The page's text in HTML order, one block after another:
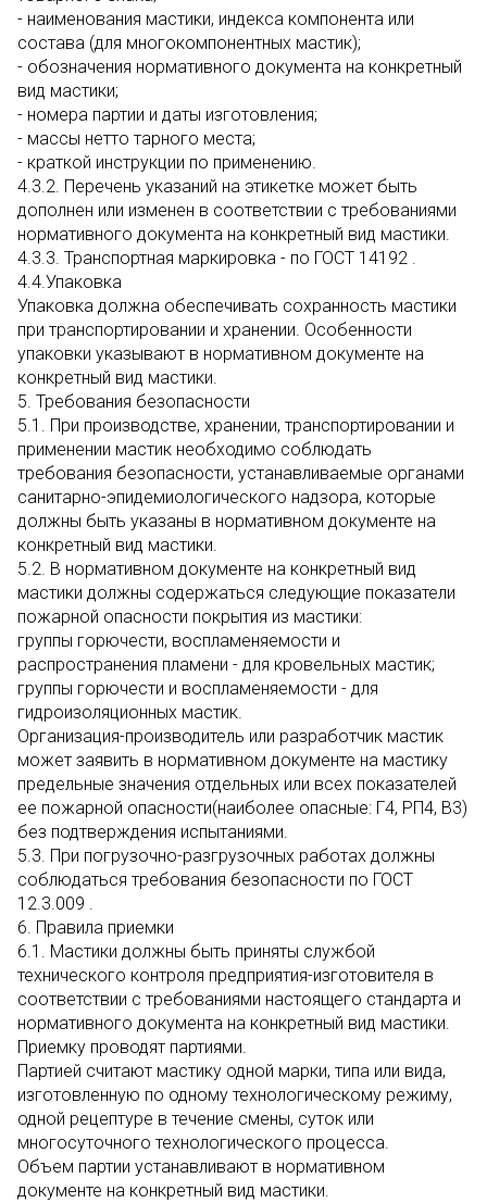
- наименования мастики, индекса компонента или
состава (для многокомпонентных мастик);
- обозначения нормативного документа на конкретный
вид мастики;
- номера партии и даты изготовления;
- массы нетто тарного места;
- краткой инструкции по применению.
4.3.2. Перечень указаний на этикетке может быть
дополнен или изменен в соответствии с требованиями
нормативного документа на конкретный вид мастики.
4.3.3. Транспортная маркировка - по ГОСТ 14192 .
4.4.Упаковка
Упаковка должна обеспечивать сохранность мастики
при транспортировании и хранении. Особенности
упаковки указывают в нормативном документе на
конкретный вид мастики.
5. Требования безопасности
5.1. При производстве, хранении, транспортировании и
применении мастик необходимо соблюдать
требования безопасности, устанавливаемые органами
санитарно-эпидемиологического надзора, которые
должны быть указаны в нормативном документе на
конкретный вид мастики.
5.2. В нормативном документе на конкретный вид
мастики должны содержаться следующие показатели
пожарной опасности покрытия из мастики:
группы горючести, воспламеняемости и
распространения пламени - для кровельных мастик;
группы горючести и воспламеняемости - для
гидроизоляционных мастик.
Организация-производитель или разработчик мастик
может заявить в нормативном документе на мастику
предельные значения отдельных или всех показателей
ее пожарной опасности(наиболее опасные: Г4, РП4, В3)
без подтверждения испытаниями.
5.3. При погрузочно-разгрузочных работах должны
соблюдаться требования безопасности по ГОСТ
12.3.009 .
6. Правила приемки
6.1. Мастики должны быть приняты службой
технического контроля предприятия-изготовителя в
соответствии с требованиями настоящего стандарта и
нормативного документа на конкретный вид мастики.
Приемку проводят партиями.
Партией считают мастику одной марки, типа или вида,
изготовленную по одному технологическому режиму,
одной рецептуре в течение смены, суток или
многосуточного технологического процесса.
Объем партии устанавливают в нормативном
документе на конкретный вид мастики.